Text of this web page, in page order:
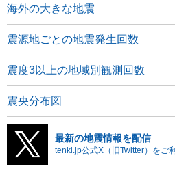
海外の大きな地震
震源地ごとの地震発生回数
震度3以上の地域別観測回数
震央分布図
最新の地震情報を配信
tenki.jp公式X（旧Twitter）をご